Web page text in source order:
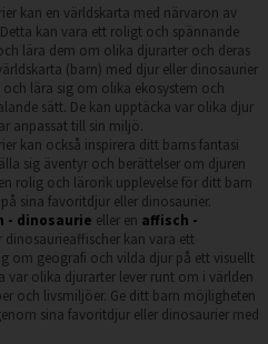
kan en världskarta med närvaron av
kan vara ett roligt och spännande
lära dem om olika djurarter och deras
(barn) med djur eller dinosaurier
lära sig om olika ekosystem och
sätt. De kan upptäcka var olika djur
anpassat till sin miljö.
kan också inspirera ditt barns fantasi
sig äventyr och berättelser om djuren
rolig och lärorik upplevelse för ditt barn
sina favoritdjur eller dinosaurier.
- dinosaurie eller en affisch -
dinosaurieaffischer kan vara ett
om geografi och vilda djur på ett visuellt
olika djurarter lever runt om i världen
och livsmiljöer. Ge ditt barn möjligheten
sina favoritdjur eller dinosaurier med